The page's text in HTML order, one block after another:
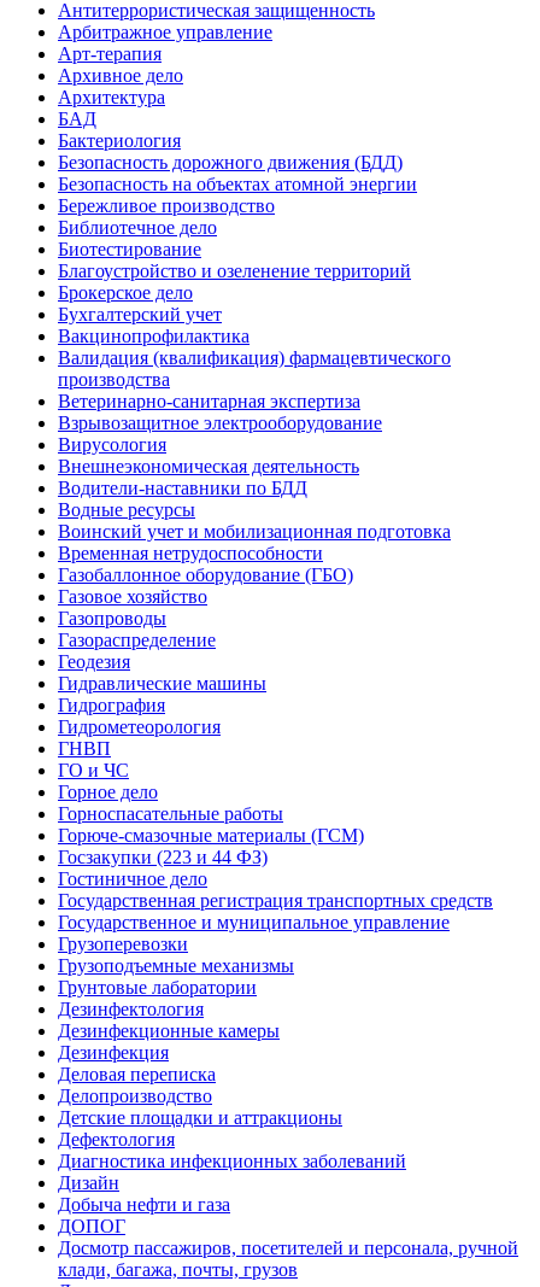
Антитеррористическая защищенность
Арбитражное управление
Арт-терапия
Архивное дело
Архитектура
БАД
Бактериология
Безопасность дорожного движения (БДД)
Безопасность на объектах атомной энергии
Бережливое производство
Библиотечное дело
Биотестирование
Благоустройство и озеленение территорий
Брокерское дело
Бухгалтерский учет
Вакцинопрофилактика
Валидация (квалификация) фармацевтического
производства
Ветеринарно-санитарная экспертиза
Взрывозащитное электрооборудование
Вирусология
Внешнеэкономическая деятельность
Водители-наставники по БДД
Водные ресурсы
Воинский учет и мобилизационная подготовка
Временная нетрудоспособности
Газобаллонное оборудование (ГБО)
Газовое хозяйство
Газопроводы
Газораспределение
Геодезия
Гидравлические машины
Гидрография
Гидрометеорология
ГНВП
ГО и ЧС
Горное дело
Горноспасательные работы
Горюче-смазочные материалы (ГСМ)
Госзакупки (223 и 44 ФЗ)
Гостиничное дело
Государственная регистрация транспортных средств
Государственное и муниципальное управление
Грузоперевозки
Грузоподъемные механизмы
Грунтовые лаборатории
Дезинфектология
Дезинфекционные камеры
Дезинфекция
Деловая переписка
Делопроизводство
Детские площадки и аттракционы
Дефектология
Диагностика инфекционных заболеваний
Дизайн
Добыча нефти и газа
ДОПОГ
Досмотр пассажиров, посетителей и персонала, ручной
клади, багажа, почты, грузов